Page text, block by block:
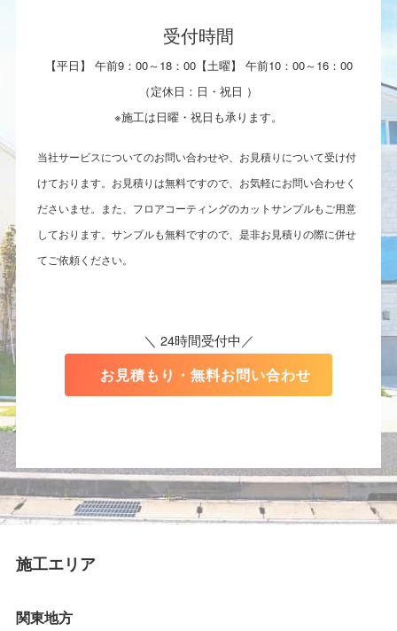
受付時間
【平日】 午前9：00～18：00【土曜】 午前10：00～16：00
（定休日：日・祝日 ）
※施工は日曜・祝日も承ります。
当社サービスについてのお問い合わせや、お見積りについて受け付
けております。お見積りは無料ですので、お気軽にお問い合わせく
ださいませ。また、フロアコーティングのカットサンプルもご用意
しております。サンプルも無料ですので、是非お見積りの際に併せ
てご依頼ください。
＼ 24時間受付中／
お見積もり・無料お問い合わせ
施工エリア
関東地方